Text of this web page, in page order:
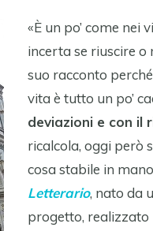
«È un po’ come nei
incerta se riuscire o
suo racconto
vita è tutto un po’
deviazioni e con il
ricalcola, oggi però
cosa stabile in
Letterario, nato da
progetto,